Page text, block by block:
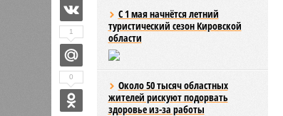
С 1 мая начнётся летний
туристический сезон Кировской
области
Около 50 тысяч областных
жителей рискуют подорвать
здоровье из-за работы
1
0